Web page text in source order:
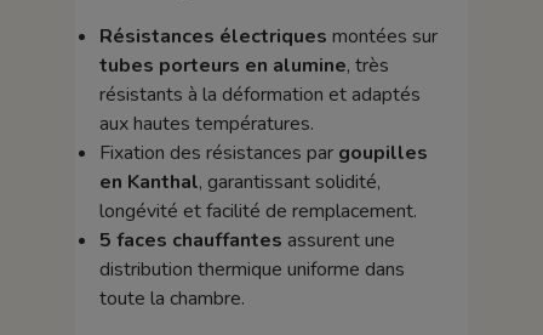
Résistances électriques montées sur
tubes porteurs en alumine, très
résistants à la déformation et adaptés
aux hautes températures.
Fixation des résistances par goupilles
en Kanthal, garantissant solidité,
longévité et facilité de remplacement.
5 faces chauffantes assurent une
distribution thermique uniforme dans
toute la chambre.